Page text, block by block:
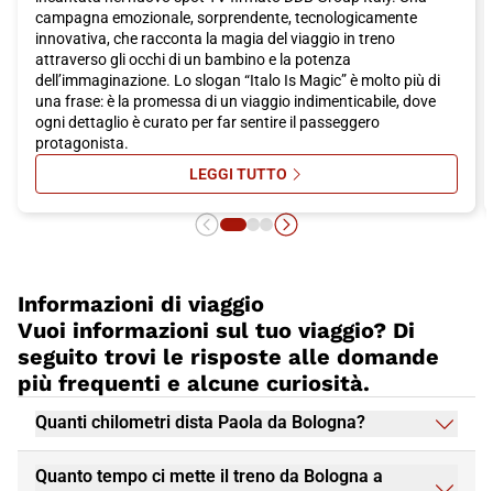
campagna emozionale, sorprendente, tecnologicamente
innovativa, che racconta la magia del viaggio in treno
attraverso gli occhi di un bambino e la potenza
dell’immaginazione. Lo slogan “Italo Is Magic” è molto più di
una frase: è la promessa di un viaggio indimenticabile, dove
ogni dettaglio è curato per far sentire il passeggero
protagonista.
LEGGI TUTTOSU ITALO IS MAGIC: ON AIR LA
Informazioni di viaggio
Vuoi informazioni sul tuo viaggio? Di
seguito trovi le risposte alle domande
più frequenti e alcune curiosità.
Quanti chilometri dista Paola da Bologna?
Quanto tempo ci mette il treno da Bologna a